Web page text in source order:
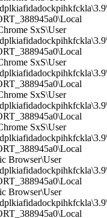
SxS\User
SxS\User
SxS\User
SxS\User
Browser\User
Browser\User